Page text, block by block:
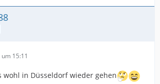
15:11
wohl in Düsseldorf wieder gehen